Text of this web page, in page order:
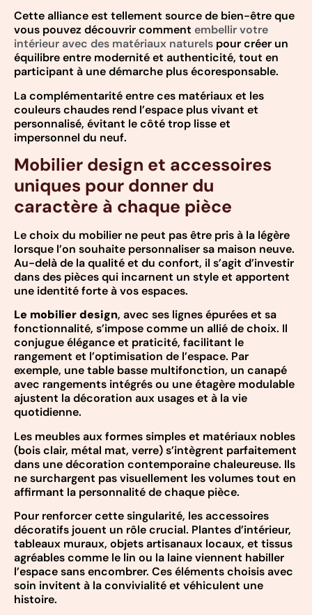
Cette alliance est tellement source de bien-être que
vous pouvez découvrir comment embellir votre
intérieur avec des matériaux naturels pour créer un
équilibre entre modernité et authenticité, tout en
participant à une démarche plus écoresponsable.
La complémentarité entre ces matériaux et les
couleurs chaudes rend l’espace plus vivant et
personnalisé, évitant le côté trop lisse et
impersonnel du neuf.
Mobilier design et accessoires
uniques pour donner du
caractère à chaque pièce
Le choix du mobilier ne peut pas être pris à la légère
lorsque l’on souhaite personnaliser sa maison neuve.
Au-delà de la qualité et du confort, il s’agit d’investir
dans des pièces qui incarnent un style et apportent
une identité forte à vos espaces.
Le mobilier design, avec ses lignes épurées et sa
fonctionnalité, s’impose comme un allié de choix. Il
conjugue élégance et praticité, facilitant le
rangement et l’optimisation de l’espace. Par
exemple, une table basse multifonction, un canapé
avec rangements intégrés ou une étagère modulable
ajustent la décoration aux usages et à la vie
quotidienne.
Les meubles aux formes simples et matériaux nobles
(bois clair, métal mat, verre) s’intègrent parfaitement
dans une décoration contemporaine chaleureuse. Ils
ne surchargent pas visuellement les volumes tout en
affirmant la personnalité de chaque pièce.
Pour renforcer cette singularité, les accessoires
décoratifs jouent un rôle crucial. Plantes d’intérieur,
tableaux muraux, objets artisanaux locaux, et tissus
agréables comme le lin ou la laine viennent habiller
l’espace sans encombrer. Ces éléments choisis avec
soin invitent à la convivialité et véhiculent une
histoire.